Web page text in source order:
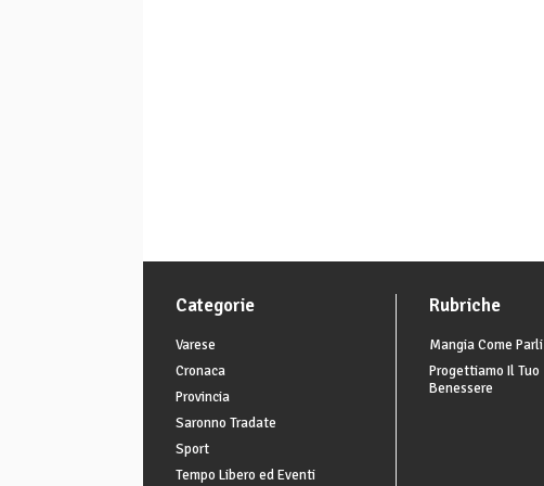
Categorie
Varese
Cronaca
Provincia
Saronno Tradate
Sport
Tempo Libero ed Eventi
Rubriche
Mangia Come Parli
Progettiamo Il Tuo
Benessere